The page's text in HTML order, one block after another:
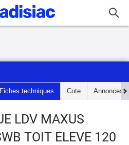
Fiches techniques Cote Annonces
LDV MAXUS
TOIT ELEVE 120